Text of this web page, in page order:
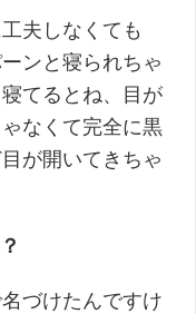
夫しなくても
ンと寝られちゃ
てるとね、目が
なくて完全に黒
が開いてきちゃ
づけたんですけ